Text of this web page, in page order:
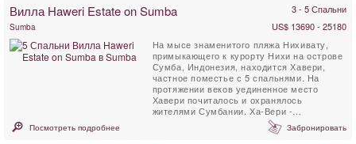
Вилла Haweri Estate on Sumba 3 - 5 Спальни
Sumba
US$ 13690 - 25180
На мысе знаменитого пляжа Нихивату,
примыкающего к курорту Нихи на острове
Сумба, Индонезия, находится Хавери,
частное поместье с 5 спальнями. На
протяжении веков уединенное место
Хавери почиталось и охранялось
жителями Сумбании. Ха-Вери -
Посмотреть подробнее Забронировать